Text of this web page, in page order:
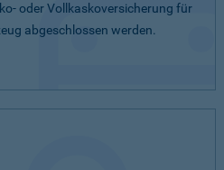
oder Vollkaskoversicherung für
abgeschlossen werden.